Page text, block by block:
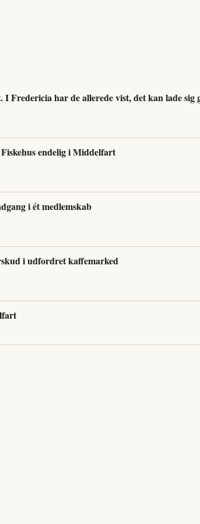
har de allerede vist, det kan lade sig
endelig i Middelfart
i ét medlemskab
i udfordret kaffemarked